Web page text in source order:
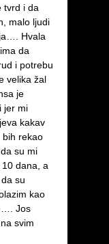
tvrd i da
malo ljudi
Hvala
da
i potrebu
velika žal
je
jer mi
kakav
bih rekao
su mi
10 dana, a
su
kao
Jos
svim